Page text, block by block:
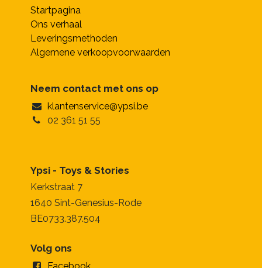
Startpagina
Ons verhaal
Leveringsmethoden
Algemene verkoopvoorwaarden
Neem contact met ons op
klantenservice@ypsi.be
02 361 51 55
Ypsi - Toys & Stories
Kerkstraat 7
1640 Sint-Genesius-Rode
BE0733.387.504
Volg ons